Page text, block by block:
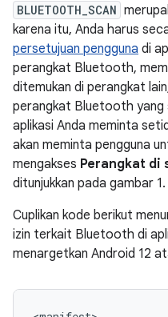
BLUETOOTH_SCAN
karena itu, Anda harus
persetujuan pengguna di
perangkat Bluetooth,
ditemukan di perangkat
perangkat Bluetooth yang
aplikasi Anda meminta
akan meminta pengguna
mengakses Perangkat di
ditunjukkan pada gambar 1.
Cuplikan kode berikut
izin terkait Bluetooth di
menargetkan Android 12